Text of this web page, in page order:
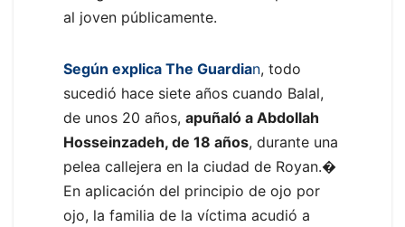
al joven públicamente.
Según explica The Guardian, todo
sucedió hace siete años cuando Balal,
de unos 20 años, apuñaló a Abdollah
Hosseinzadeh, de 18 años, durante una
pelea callejera en la ciudad de Royan.�
En aplicación del principio de ojo por
ojo, la familia de la víctima acudió a